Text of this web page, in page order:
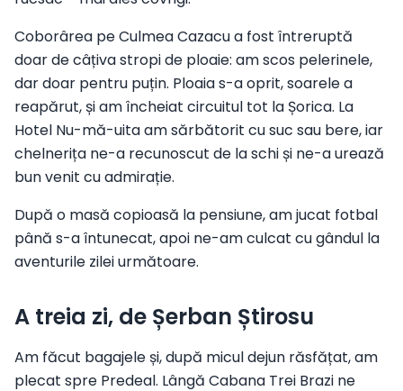
Coborârea pe Culmea Cazacu a fost întreruptă
doar de câțiva stropi de ploaie: am scos pelerinele,
dar doar pentru puțin. Ploaia s-a oprit, soarele a
reapărut, și am încheiat circuitul tot la Șorica. La
Hotel Nu-mă-uita am sărbătorit cu suc sau bere, iar
chelnerița ne-a recunoscut de la schi și ne-a urează
bun venit cu admirație.
După o masă copioasă la pensiune, am jucat fotbal
până s-a întunecat, apoi ne-am culcat cu gândul la
aventurile zilei următoare.
A treia zi, de Șerban Știrosu
Am făcut bagajele și, după micul dejun răsfățat, am
plecat spre Predeal. Lângă Cabana Trei Brazi ne